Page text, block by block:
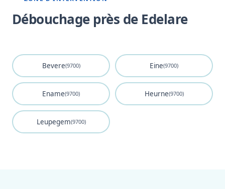
Débouchage près de Edelare
Bevere(9700) Eine(9700)
Ename(9700) Heurne(9700)
Leupegem(9700)